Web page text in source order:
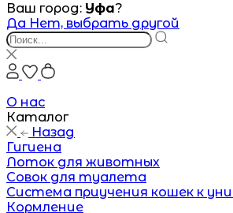
Ваш город: Уфа?
Да Нет, выбрать другой
О нас
Каталог
Назад
Гигиена
Лоток для животных
Совок для туалета
Система приучения кошек к
Кормление